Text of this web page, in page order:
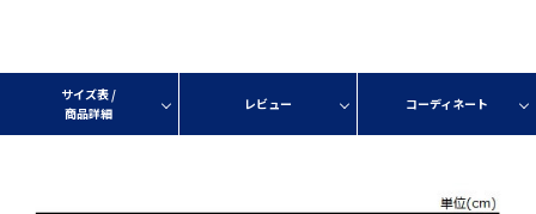
サイズ表 /
商品詳細
レビュー コーディネート